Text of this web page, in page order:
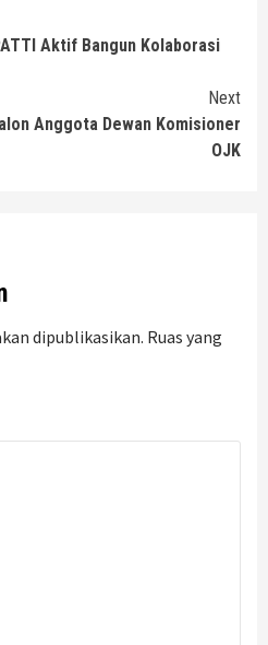
Aktif Bangun Kolaborasi
Next
Anggota Dewan Komisioner
OJK
dipublikasikan. Ruas yang